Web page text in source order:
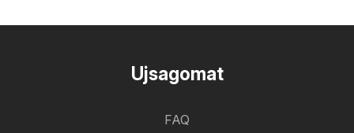
Ujsagomat
FAQ